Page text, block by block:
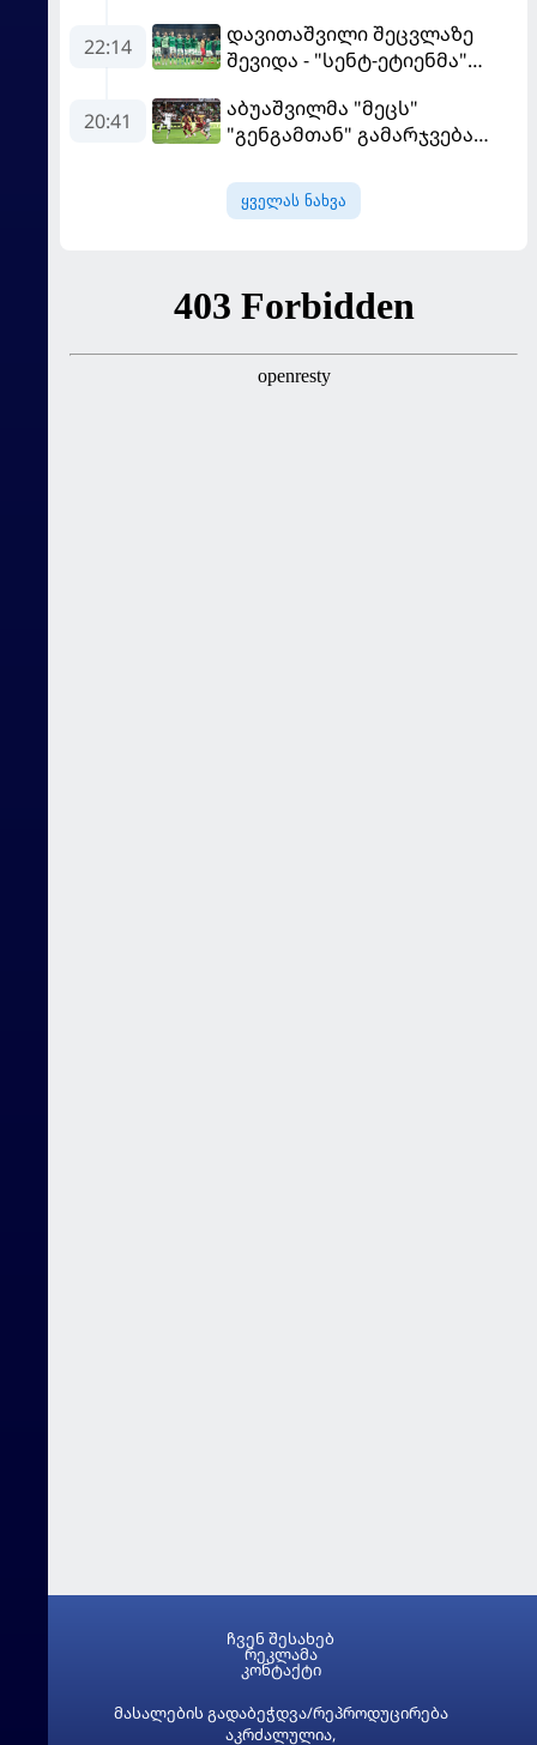
22:14
დავითაშვილი შეცვლაზე
შევიდა - "სენტ-ეტიენმა"
20:41
აბუაშვილმა "მეცს"
"გენგამთან" გამარჯვება
ყველას ნახვა
მასალების გადაბეჭდვა/რეპროდუცირება
აკრძალულია,
ჩვენ შესახებ
რეკლამა
კონტაქტი